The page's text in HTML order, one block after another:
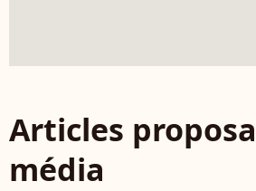
Articles
média